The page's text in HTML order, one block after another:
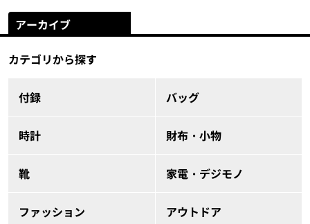
アーカイブ
カテゴリから探す
付録 バッグ
時計 財布・小物
靴 家電・デジモノ
ファッション アウトドア